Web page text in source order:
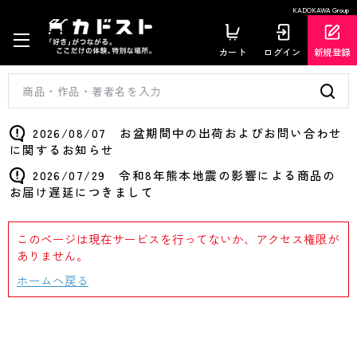
KADOKAWA Group
カート ログイン 新規登録
2026/08/07 お盆期間中の出荷およびお問い合わせ
に関するお知らせ
2026/07/29 令和8年熊本地震の影響による商品の
お届け遅延につきまして
このページは現在サービスを行ってないか、アクセス権限が
ありません。
ホームへ戻る